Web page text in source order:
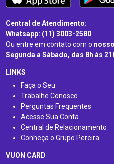
Central de Atendimento:
Whatsapp: (11) 3003-2580
Ou entre em contato com o
Segunda a Sábado, das 8h às
LINKS
Faça o Seu
Trabalhe Conosco
Perguntas Frequentes
Acesse Sua Conta
Central de Relacionamento
Conheça o Grupo Pereira
VUON CARD